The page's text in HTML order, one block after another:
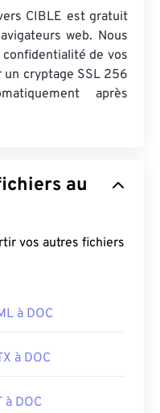
CIBLE est gratuit
web. Nous
de vos
cryptage SSL 256
après
au
vos autres fichiers
à DOC
à DOC
à DOC